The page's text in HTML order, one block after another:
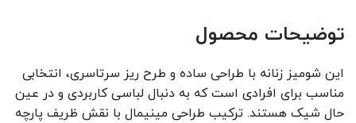
توضیحات محصول
این شومیز زنانه با طراحی ساده و طرح ریز سرتاسری، انتخابی
مناسب برای افرادی است که به دنبال لباسی کاربردی و در عین
حال شیک هستند. ترکیب طراحی مینیمال با نقش ظریف پارچه